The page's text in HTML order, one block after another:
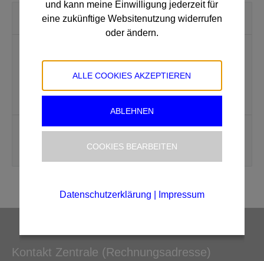
Suchen
Kontakt Zentrale (Rechnungsadresse)
und kann meine Einwilligung jederzeit für
eine zukünftige Websitenutzung widerrufen
oder ändern.
ALLE COOKIES AKZEPTIEREN
ABLEHNEN
COOKIES BEARBEITEN
Datenschutzerklärung Impressum